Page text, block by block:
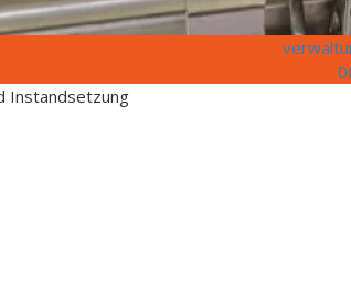
Instandsetzung